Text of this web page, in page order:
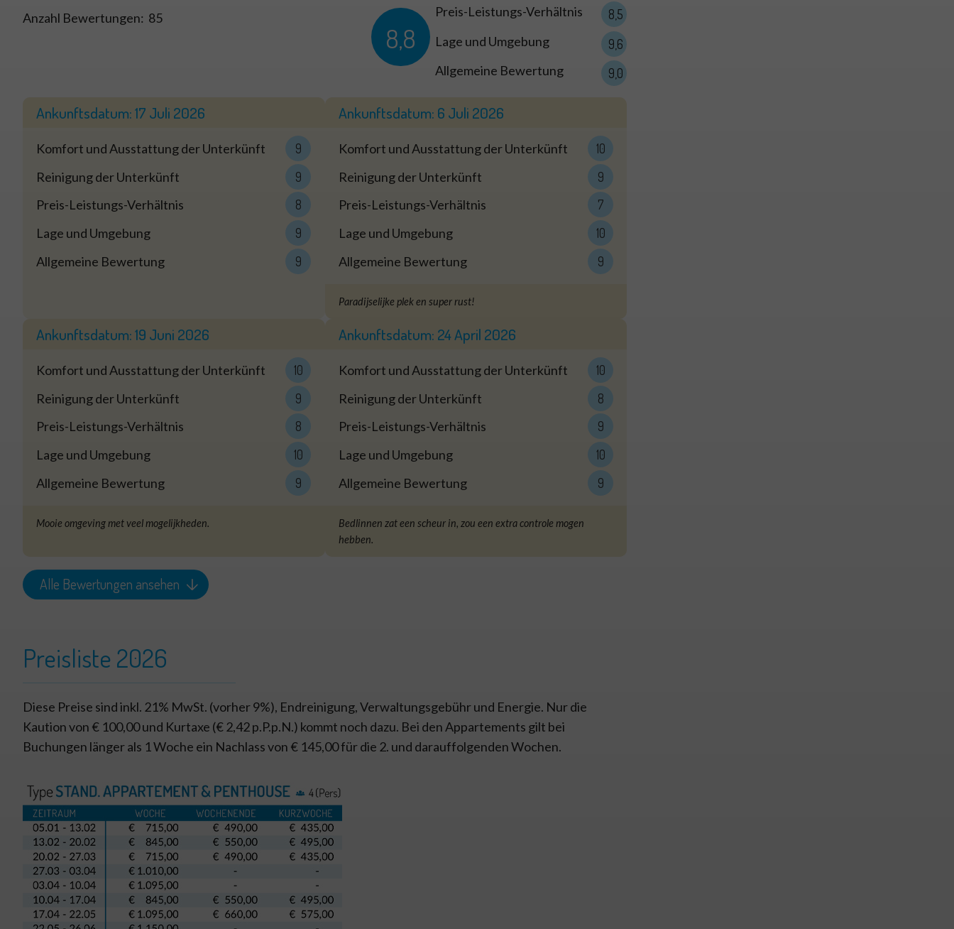
Anzahl Bewertungen:
8,8
85
Preis-Leistungs-Verhältnis
8,5
Lage und Umgebung
9,6
Allgemeine Bewertung
9,0
Ankunftsdatum:17 Juli 2026
Komfort und Ausstattung der Unterkünft
9
Reinigung der Unterkünft
9
Preis-Leistungs-Verhältnis
8
Lage und Umgebung
9
Allgemeine Bewertung
9
Ankunftsdatum: 6 Juli 2026
Komfort und Ausstattung der Unterkünft
10
Reinigung der Unterkünft
9
Preis-Leistungs-Verhältnis
7
Lage und Umgebung
10
Allgemeine Bewertung
9
Paradijselijke plek en super rust!
Ankunftsdatum:19 Juni 2026
Komfort und Ausstattung der Unterkünft
10
Reinigung der Unterkünft
9
Preis-Leistungs-Verhältnis
8
Lage und Umgebung
10
Allgemeine Bewertung
9
Mooie omgeving met veel mogelijkheden.
Ankunftsdatum: 24 April 2026
Komfort und Ausstattung der Unterkünft
10
Reinigung der Unterkünft
8
Preis-Leistungs-Verhältnis
9
Lage und Umgebung
10
Allgemeine Bewertung
9
Bedlinnen zat een scheur in, zou een extra controle mogen
hebben.
Alle Bewertungen ansehen
Preisliste 2026
Diese Preise sind inkl. 21% MwSt. (vorher 9%), Endreinigung, Verwaltungsgebühr und Energie. Nur die
Kaution von € 100,00 und Kurtaxe (€ 2,42 p.P.p.N.) kommt noch dazu. Bei den Appartements gilt bei
Buchungen länger als 1 Woche ein Nachlass von € 145,00 für die 2. und darauffolgenden Wochen.